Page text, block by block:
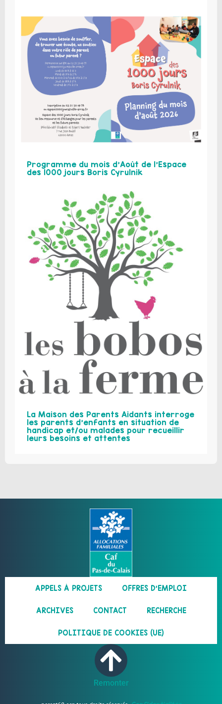
Programme du mois d’Août de l’Espace
des 1000 jours Boris Cyrulnik
La Maison des Parents Aidants interroge
les parents d’enfants en situation de
handicap et/ou malades pour recueillir
leurs besoins et attentes
APPELS À PROJETS OFFRES D’EMPLOI
ARCHIVES CONTACT RECHERCHE
POLITIQUE DE COOKIES (UE)
Remonter